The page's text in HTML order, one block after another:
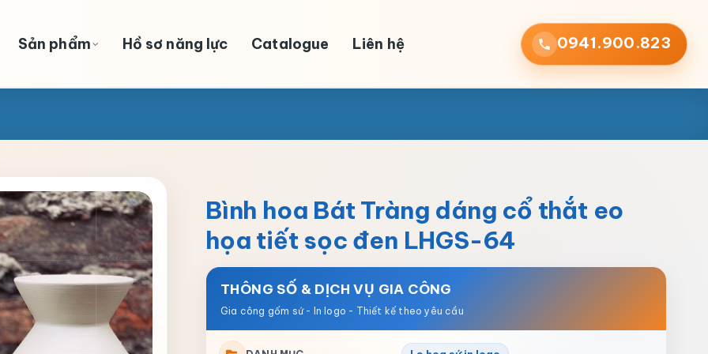
Sản phẩm Hồ sơ năng lực Catalogue Liên hệ 0941.900.823
Bình hoa Bát Tràng dáng cổ thắt eo
họa tiết sọc đen LHGS-64
THÔNG SỐ & DỊCH VỤ GIA CÔNG